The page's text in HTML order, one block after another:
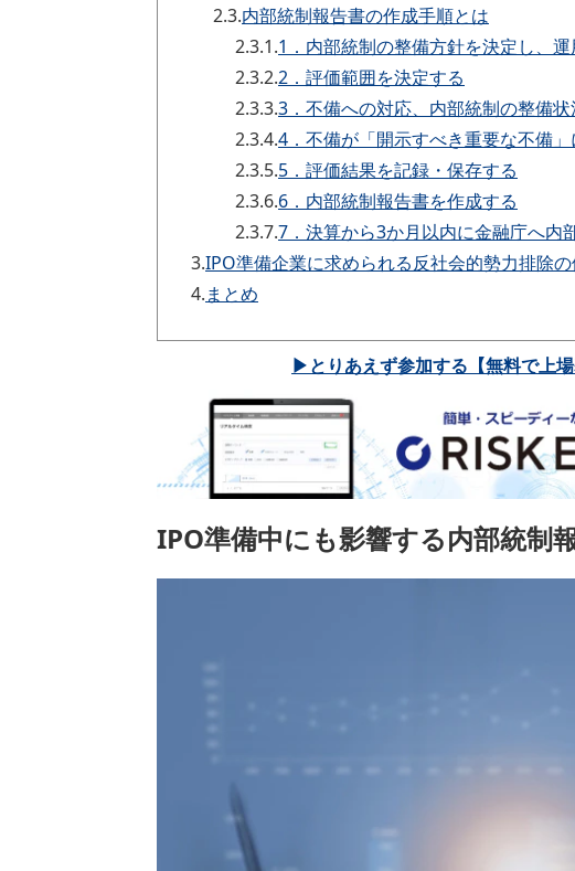
2.3.内部統制報告書の作成手順とは
2.3.1.1．内部統制の整備方針を決定し、
2.3.2.2．評価範囲を決定する
2.3.3.3．不備への対応、内部統制の整備
2.3.4.4．不備が「開示すべき重要な不備
2.3.5.5．評価結果を記録・保存する
2.3.6.6．内部統制報告書を作成する
2.3.7.7．決算から3か月以内に金融庁へ内
3.IPO準備企業に求められる反社会的勢力排除
4.まとめ
▶とりあえず参加する【無料で上
IPO準備中にも影響する内部統制